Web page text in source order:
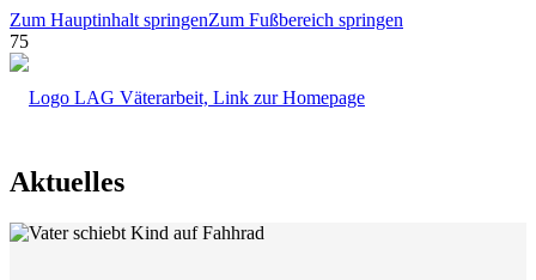
Zum Hauptinhalt springenZum Fußbereich springen
Aktuelles